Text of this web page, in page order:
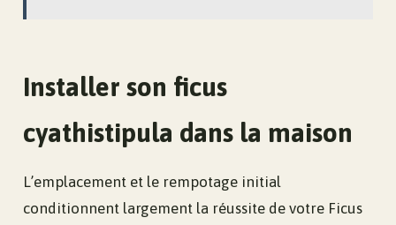
Installer son ficus
cyathistipula dans la maison
L’emplacement et le rempotage initial
conditionnent largement la réussite de votre Ficus